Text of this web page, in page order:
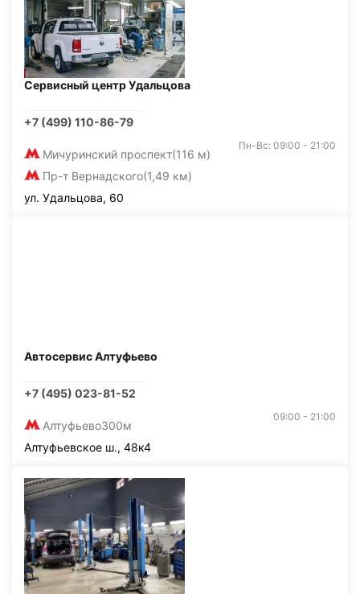
Сервисный центр Удальцова
+7 (499) 110-86-79
Мичуринский проспект(116 м)
Пр-т Вернадского(1,49 км)
Пн-Вс: 09:00 - 21:00
ул. Удальцова, 60
Автосервис Алтуфьево
+7 (495) 023-81-52
Алтуфьево300м
09:00 - 21:00
Алтуфьевское ш., 48к4